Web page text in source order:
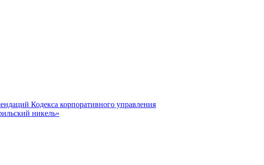
Кодекса корпоративного управления
никель»